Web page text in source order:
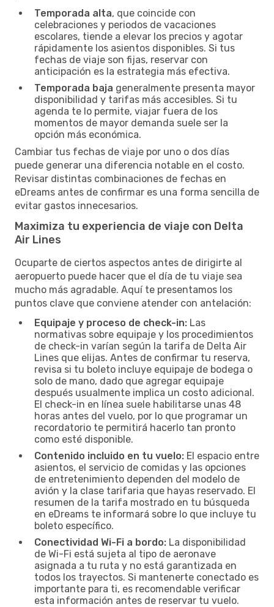
Temporada alta, que coincide con
celebraciones y periodos de vacaciones
escolares, tiende a elevar los precios y agotar
rápidamente los asientos disponibles. Si tus
fechas de viaje son fijas, reservar con
anticipación es la estrategia más efectiva.
Temporada baja generalmente presenta mayor
disponibilidad y tarifas más accesibles. Si tu
agenda te lo permite, viajar fuera de los
momentos de mayor demanda suele ser la
opción más económica.
Cambiar tus fechas de viaje por uno o dos días
puede generar una diferencia notable en el costo.
Revisar distintas combinaciones de fechas en
eDreams antes de confirmar es una forma sencilla de
evitar gastos innecesarios.
Maximiza tu experiencia de viaje con Delta
Air Lines
Ocuparte de ciertos aspectos antes de dirigirte al
aeropuerto puede hacer que el día de tu viaje sea
mucho más agradable. Aquí te presentamos los
puntos clave que conviene atender con antelación:
Equipaje y proceso de check-in: Las
normativas sobre equipaje y los procedimientos
de check-in varían según la tarifa de Delta Air
Lines que elijas. Antes de confirmar tu reserva,
revisa si tu boleto incluye equipaje de bodega o
solo de mano, dado que agregar equipaje
después usualmente implica un costo adicional.
El check-in en línea suele habilitarse unas 48
horas antes del vuelo, por lo que programar un
recordatorio te permitirá hacerlo tan pronto
como esté disponible.
Contenido incluido en tu vuelo: El espacio entre
asientos, el servicio de comidas y las opciones
de entretenimiento dependen del modelo de
avión y la clase tarifaria que hayas reservado. El
resumen de la tarifa mostrado en tu búsqueda
en eDreams te informará sobre lo que incluye tu
boleto específico.
Conectividad Wi-Fi a bordo: La disponibilidad
de Wi-Fi está sujeta al tipo de aeronave
asignada a tu ruta y no está garantizada en
todos los trayectos. Si mantenerte conectado es
importante para ti, es recomendable verificar
esta información antes de reservar tu vuelo.